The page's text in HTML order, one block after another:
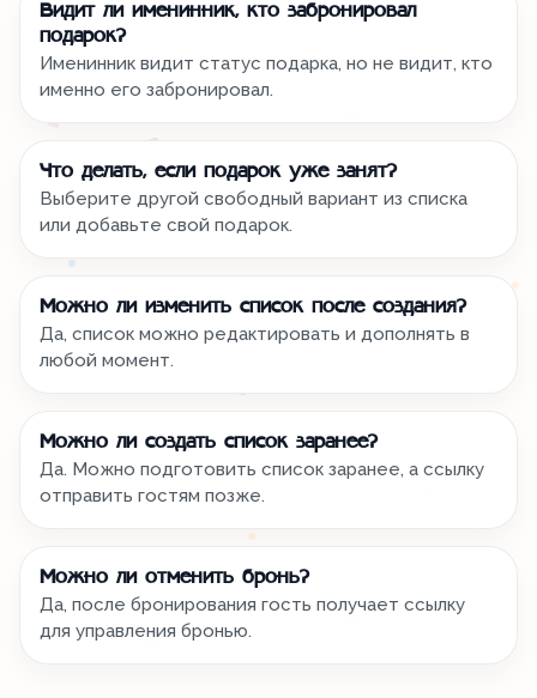
Видит ли именинник, кто забронировал
подарок?
Именинник видит статус подарка, но не видит, кто
именно его забронировал.
Что делать, если подарок уже занят?
Выберите другой свободный вариант из списка
или добавьте свой подарок.
Можно ли изменить список после создания?
Да, список можно редактировать и дополнять в
любой момент.
Можно ли создать список заранее?
Да. Можно подготовить список заранее, а ссылку
отправить гостям позже.
Можно ли отменить бронь?
Да, после бронирования гость получает ссылку
для управления бронью.